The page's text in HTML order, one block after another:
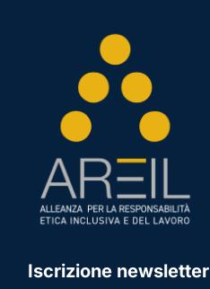
Iscrizione newsletter